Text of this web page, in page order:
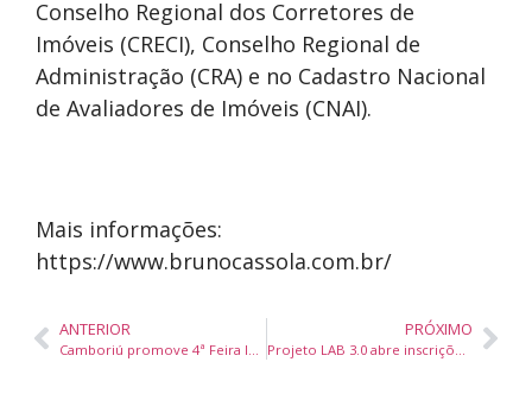
Conselho Regional dos Corretores de
Imóveis (CRECI), Conselho Regional de
Administração (CRA) e no Cadastro Nacional
de Avaliadores de Imóveis (CNAI).
Mais informações:
https://www.brunocassola.com.br/
ANTERIOR PRÓXIMO